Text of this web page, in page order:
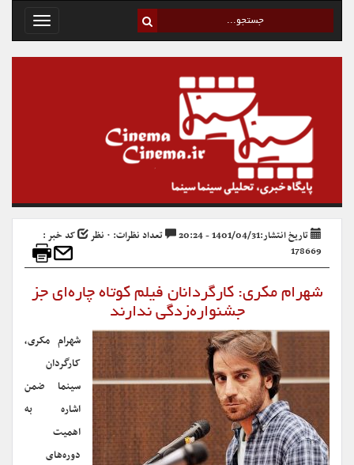
Toggle
تاریخ انتشار:1401/04/31 - 20:24 تعداد نظرات: ۰ نظر
کد خبر :
178669
شهرام مکری: کارگردانان فیلم کوتاه چاره‌ای جز
جشنواره‌زدگی ندارند
شهرام مکری،
کارگردان
سینما ضمن
اشاره به
اهمیت
دوره‌های